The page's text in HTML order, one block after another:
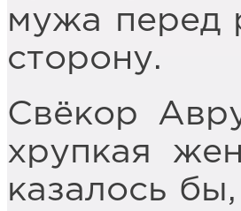
мужа перед
сторону.
Свёкор
хрупкая
казалось